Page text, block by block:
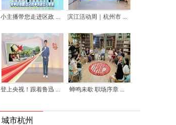
小主播带您走进区政 ... 滨江活动周｜杭州市 ...
登上央视！跟着鲁迅 ... 蝉鸣未歇 职场序章 ...
城市杭州